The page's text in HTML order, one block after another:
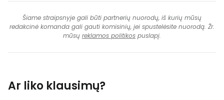
Šiame straipsnyje gali būti partnerių nuorodų, iš kurių mūsų
redakcinė komanda gali gauti komisinių, jei spustelėsite nuorodą. Žr.
mūsų reklamos politikos puslapį.
Ar liko klausimų?